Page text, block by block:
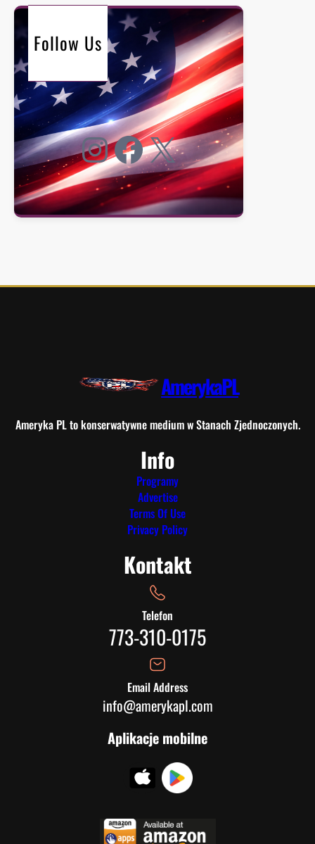
Follow Us
Instagram Facebook X
AmerykaPL
Ameryka PL to konserwatywne medium w Stanach Zjednoczonych.
Info
Programy
Advertise
Terms Of Use
Privacy Policy
Kontakt
Telefon
773-310-0175
Email Address
info@amerykapl.com
Aplikacje mobilne